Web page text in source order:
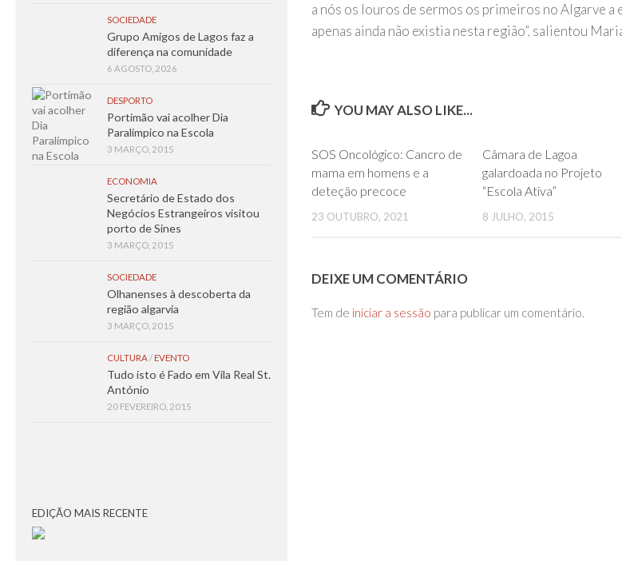
a nós os louros de sermos os primeiros no Algarve a
apenas ainda não existia nesta região”, salientou
YOU MAY ALSO LIKE...
SOS Oncológico: Cancro de
mama em homens e a
deteção precoce
23 OUTUBRO, 2021
Câmara de Lagoa
galardoada no Projeto
“Escola Ativa”
8 JULHO, 2015
DEIXE UM COMENTÁRIO
Tem de iniciar a sessão para publicar um comentário.
SOCIEDADE
Grupo Amigos de Lagos faz a
diferença na comunidade
6 AGOSTO, 2026
DESPORTO
Portimão vai acolher Dia
Paralímpico na Escola
3 MARÇO, 2015
ECONOMIA
Secretário de Estado dos
Negócios Estrangeiros visitou
porto de Sines
3 MARÇO, 2015
SOCIEDADE
Olhanenses à descoberta da
região algarvia
3 MARÇO, 2015
CULTURA/ EVENTO
Tudo isto é Fado em Vila Real St.
António
20 FEVEREIRO, 2015
EDIÇÃO MAIS RECENTE